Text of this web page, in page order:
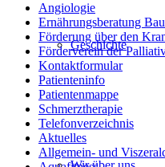
Geschichte
Angiologie
Ernährungsberatung
Förderung über den
Förderverein der
Kontaktformular
Patienteninfo
Patientenmappe
Schmerztherapie
Telefonverzeichnis
Aktuelles
Allgemein- und